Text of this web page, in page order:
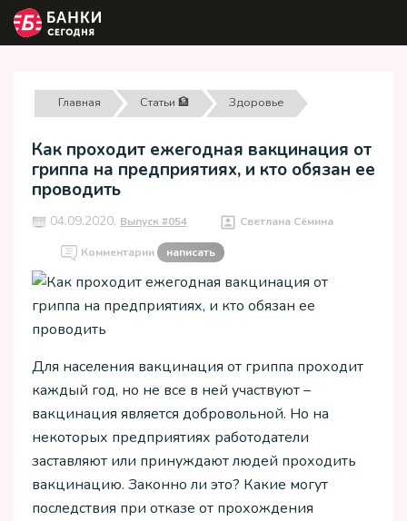
Главная Статьи 🏦 Здоровье
Как проходит ежегодная вакцинация от
гриппа на предприятиях, и кто обязан ее
проводить
04.09.2020, Выпуск #054 Светлана Сёмина
Комментарии написать
Для населения вакцинация от гриппа проходит
каждый год, но не все в ней участвуют –
вакцинация является добровольной. Но на
некоторых предприятиях работодатели
заставляют или принуждают людей проходить
вакцинацию. Законно ли это? Какие могут
последствия при отказе от прохождения